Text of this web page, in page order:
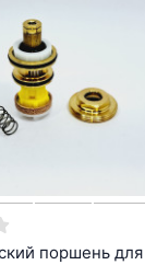
поршень для